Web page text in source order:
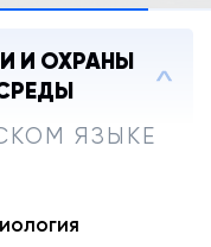
И ОХРАНЫ
ЯЗЫКЕ